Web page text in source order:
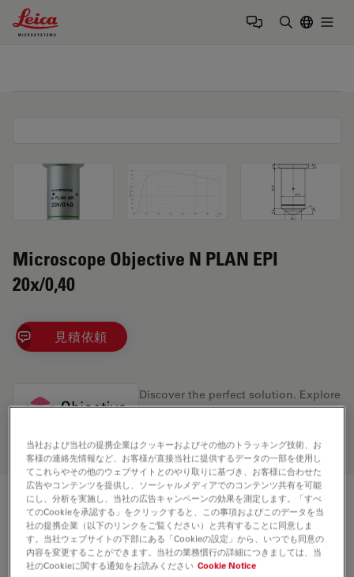
Leica Microsystems Logo
Microscope Objective N PLAN EPI
20x/0,40
見積依頼
Discover the perfect solution. Explore
ourObjective Finder, compare
your needs.
技術仕様
製品番号 11566066
当社および当社の提携企業はクッキーおよびその他のトラッキング技術、お
客様の連絡先情報など、お客様が直接当社に提供するデータの一部を使用し
てこれらやその他のウェブサイトとのやり取りに基づき、お客様に合わせた
広告やコンテンツを提供し、ソーシャルメディアでのコンテンツ共有を可能
にし、分析を実施し、当社の広告キャンペーンの効果を測定します。「すべ
てのCookieを承認する」をクリックすると、この事項およびこのデータを当
社の提携企業（以下のリンクをご覧ください）と共有することに同意しま
す。当社ウェブサイトの下部にある「Cookieの設定」から、いつでも同意の
内容を変更することができます。当社の業務慣行の詳細につきましては、当
社のCookieに関する通知をお読みください Cookie Notice